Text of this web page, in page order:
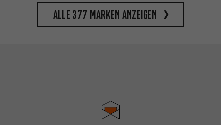
Alle 377 Marken anzeigen